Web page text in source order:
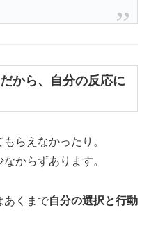
から、自分の反応に
らえなかったり。
からずあります。
あくまで自分の選択と行動